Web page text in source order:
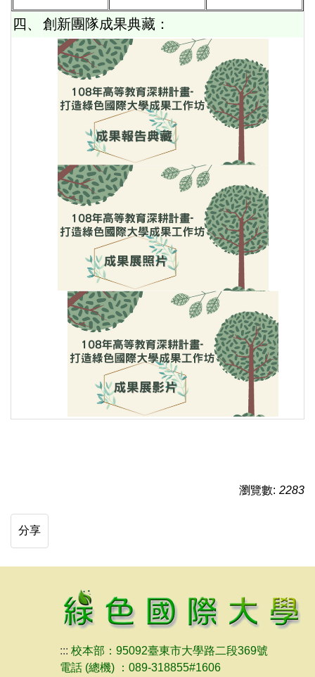
四、 創新團隊成果典藏：
瀏覽數: 2283
分享
::: 校本部：95092臺東市大學路二段369號
電話 (總機) ：089-318855#1606